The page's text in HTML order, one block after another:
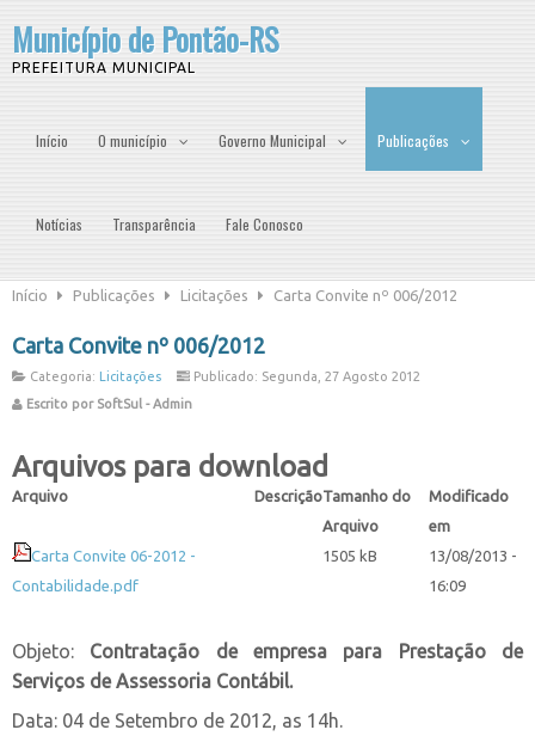
Município de Pontão-RS
PREFEITURA MUNICIPAL
Início O município Governo Municipal Publicações
Notícias Transparência Fale Conosco
Início Publicações Licitações Carta Convite nº 006/2012
Carta Convite nº 006/2012
Categoria: Licitações
Publicado: Segunda, 27 Agosto 2012
Escrito por SoftSul - Admin
Arquivos para download
Arquivo DescriçãoTamanho do
Arquivo
Modificado
em
Carta Convite 06-2012 -
Contabilidade.pdf
1505 kB
13/08/2013 -
16:09
Objeto: Contratação de empresa para Prestação de
Serviços de Assessoria Contábil.
Data: 04 de Setembro de 2012, as 14h.